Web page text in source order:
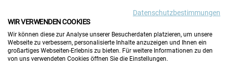
Datenschutzbestimmungen
WIR VERWENDEN COOKIES
Wir können diese zur Analyse unserer Besucherdaten platzieren, um unsere
Webseite zu verbessern, personalisierte Inhalte anzuzeigen und Ihnen ein
großartiges Webseiten-Erlebnis zu bieten. Für weitere Informationen zu den
von uns verwendeten Cookies öffnen Sie die Einstellungen.